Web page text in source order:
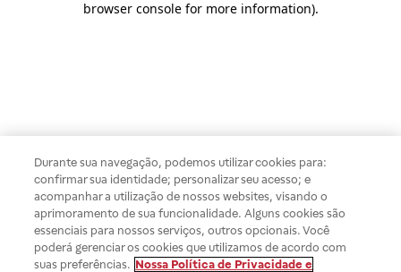
browser console for more information).
Durante sua navegação, podemos utilizar cookies para:
confirmar sua identidade; personalizar seu acesso; e
acompanhar a utilização de nossos websites, visando o
aprimoramento de sua funcionalidade. Alguns cookies são
essenciais para nossos serviços, outros opcionais. Você
poderá gerenciar os cookies que utilizamos de acordo com
suas preferências. Nossa Política de Privacidade e